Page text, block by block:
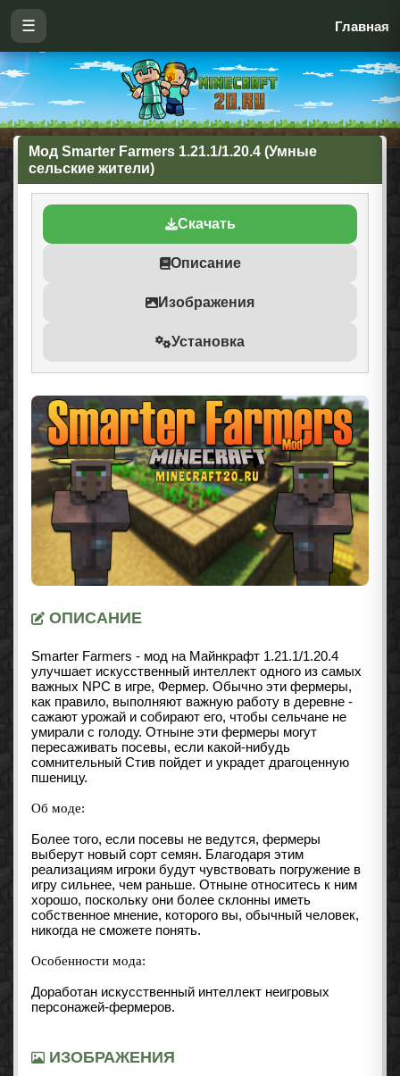
☰ Главная
Мод Smarter Farmers 1.21.1/1.20.4 (Умные
сельские жители)
Скачать
Описание
Изображения
Установка
ОПИСАНИЕ
Smarter Farmers - мод на Майнкрафт 1.21.1/1.20.4
улучшает искусственный интеллект одного из самых
важных NPC в игре, Фермер. Обычно эти фермеры,
как правило, выполняют важную работу в деревне -
сажают урожай и собирают его, чтобы сельчане не
умирали с голоду. Отныне эти фермеры могут
пересаживать посевы, если какой-нибудь
сомнительный Стив пойдет и украдет драгоценную
пшеницу.
Об моде:
Более того, если посевы не ведутся, фермеры
выберут новый сорт семян. Благодаря этим
реализациям игроки будут чувствовать погружение в
игру сильнее, чем раньше. Отныне относитесь к ним
хорошо, поскольку они более склонны иметь
собственное мнение, которого вы, обычный человек,
никогда не сможете понять.
Особенности мода:
Доработан искусственный интеллект неигровых
персонажей-фермеров.
ИЗОБРАЖЕНИЯ